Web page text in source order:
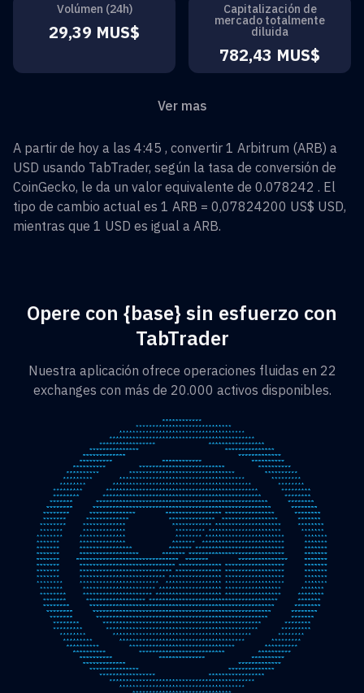
Volúmen (24h)
29,39 MUS$
Capitalización de
mercado totalmente
diluida
782,43 MUS$
Ver mas
A partir de hoy a las 4:45 , convertir 1 Arbitrum (ARB) a
USD usando TabTrader, según la tasa de conversión de
CoinGecko, le da un valor equivalente de 0.078242 . El
tipo de cambio actual es 1 ARB = 0,07824200 US$ USD,
mientras que 1 USD es igual a ARB.
Opere con {base} sin esfuerzo con
TabTrader
Nuestra aplicación ofrece operaciones fluidas en 22
exchanges con más de 20.000 activos disponibles.